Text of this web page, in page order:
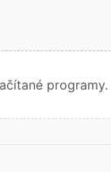
programy.